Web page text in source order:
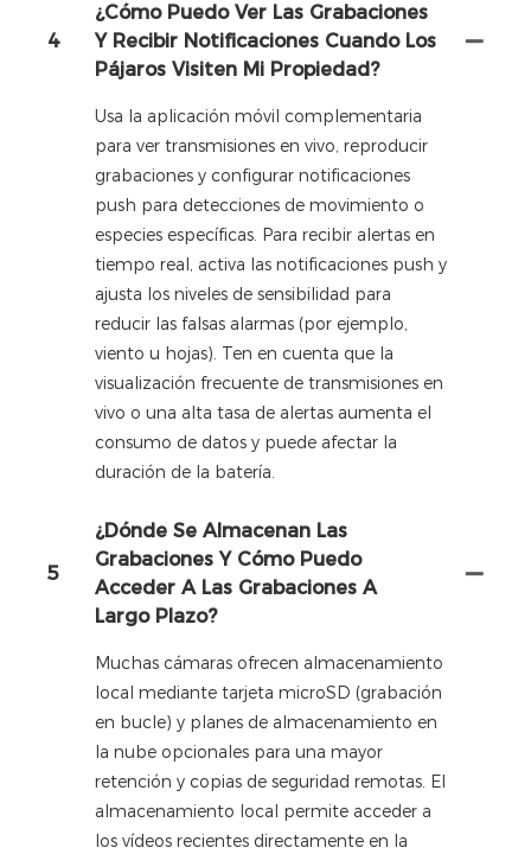
4
¿Cómo Puedo Ver Las Grabaciones
Y Recibir Notificaciones Cuando Los
Pájaros Visiten Mi Propiedad?
Usa la aplicación móvil complementaria
para ver transmisiones en vivo, reproducir
grabaciones y configurar notificaciones
push para detecciones de movimiento o
especies específicas. Para recibir alertas en
tiempo real, activa las notificaciones push y
ajusta los niveles de sensibilidad para
reducir las falsas alarmas (por ejemplo,
viento u hojas). Ten en cuenta que la
visualización frecuente de transmisiones en
vivo o una alta tasa de alertas aumenta el
consumo de datos y puede afectar la
duración de la batería.
5
¿Dónde Se Almacenan Las
Grabaciones Y Cómo Puedo
Acceder A Las Grabaciones A
Largo Plazo?
Muchas cámaras ofrecen almacenamiento
local mediante tarjeta microSD (grabación
en bucle) y planes de almacenamiento en
la nube opcionales para una mayor
retención y copias de seguridad remotas. El
almacenamiento local permite acceder a
los vídeos recientes directamente en la